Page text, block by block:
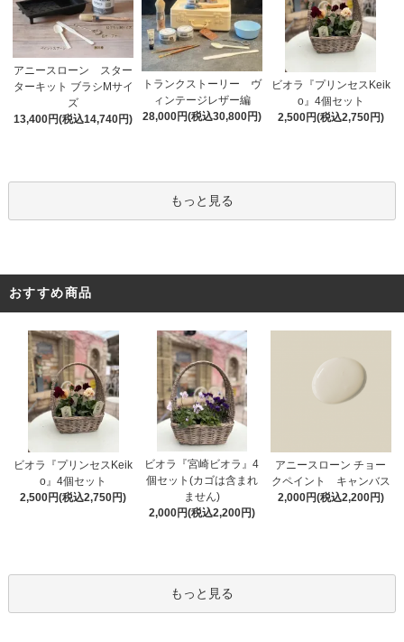
アニースローン スター
ターキット ブラシMサイ
ズ
13,400円(税込14,740円)
トランクストーリー ヴ
ィンテージレザー編
28,000円(税込30,800円)
ビオラ『プリンセスKeik
o』4個セット
2,500円(税込2,750円)
もっと見る
おすすめ商品
ビオラ『プリンセスKeik
o』4個セット
2,500円(税込2,750円)
ビオラ『宮崎ビオラ』4
個セット(カゴは含まれ
ません)
2,000円(税込2,200円)
アニースローン チョー
クペイント キャンバス
2,000円(税込2,200円)
もっと見る